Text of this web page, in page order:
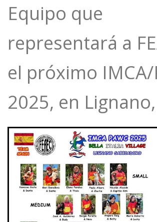
Equipo que
representará a
el próximo IMCA/
2025, en